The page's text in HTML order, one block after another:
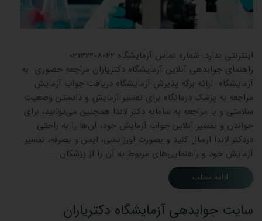
اینترنتی ندارد. شماره تماس آزمایشگاه 03132208042
راهنمای جوابدهی آنلاین آزمایشگاه دکتریاران مراجعه حضوری به
آزمایشگاه ارائه برگه پذیرش آزمایشگاه دریافت جواب آزمایش
مراجعه به پزشک درمانگاه برای تفسیر آزمایش و دانستن وضعیت
سلامتی و یا مراجعه به سامانه دکتر لاندا همچنین می‌توانید، برای
خواندن و تفسیر آنلاین جواب آزمایش خود، آن‌ها را به راحتی
دردکتر لاندا ارسال کنید و بصورت اورژانسی، ایمن و بصرفه، تفسیر
آزمایش خود و راهنمایی‌های مربوط به آن را از پزشکان …
ادامه مطلب
سایت جوابدهی آزمایشگاه دکتریاران